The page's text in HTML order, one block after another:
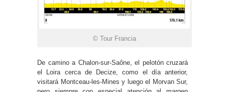
© Tour Francia
De camino a Chalon-sur-Saône, el pelotón cruzará
el Loira cerca de Decize, como el día anterior,
visitará Montceau-les-Mines y luego el Morvan Sur,